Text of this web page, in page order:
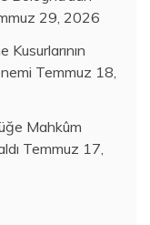
29, 2026
Kusurlarının
Temmuz 18,
Mahkûm
Temmuz 17,